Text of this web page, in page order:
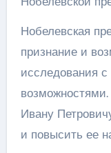
Нобелевская
признание и
исследования
Ивану
и повысить ее